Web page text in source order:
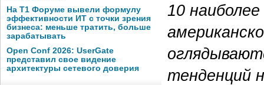
На Т1 Форуме вывели формулу
эффективности ИТ с точки зрения
бизнеса: меньше тратить, больше
зарабатывать
Open Conf 2026: UserGate
представил свое видение
архитектуры сетевого доверия
10
тенденций